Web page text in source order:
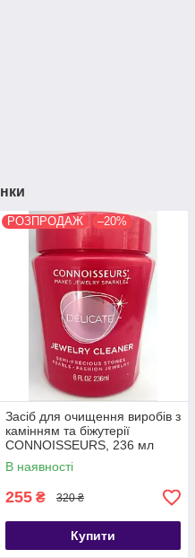
РОЗПРОДАЖ –20%
Засіб для очищення виробів з
камінням та біжутерії
CONNOISSEURS, 236 мл
В наявності
255 ₴ 320 ₴
Купити